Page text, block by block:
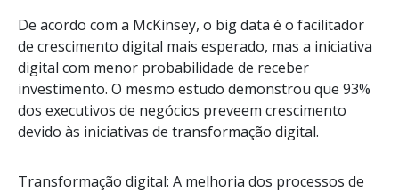
De acordo com a McKinsey, o big data é o facilitador
de crescimento digital mais esperado, mas a iniciativa
digital com menor probabilidade de receber
investimento. O mesmo estudo demonstrou que 93%
dos executivos de negócios preveem crescimento
devido às iniciativas de transformação digital.
Transformação digital: A melhoria dos processos de